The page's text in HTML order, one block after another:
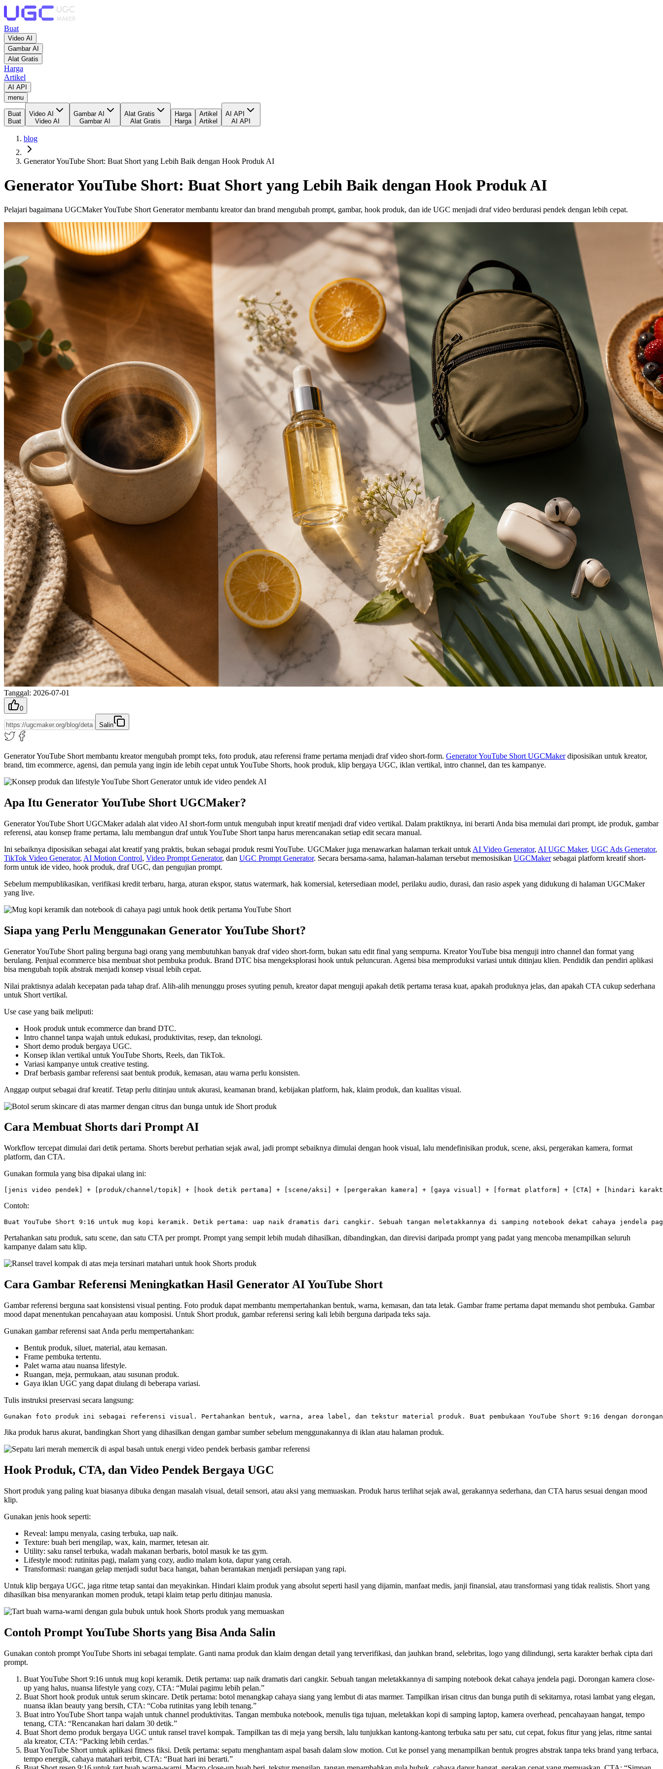
Buat
Video AI
Gambar AI
Alat Gratis
Harga
Artikel
AI API
menu
Buat
Buat
Video AI
Video AI
Gambar AI
Gambar AI
Alat Gratis
Alat Gratis
Harga
Harga
Artikel
Artikel
AI API
AI API
blog
Generator YouTube Short: Buat Short yang Lebih Baik dengan Hook Produk AI
Generator YouTube Short: Buat Short yang Lebih Baik dengan Hook Produk AI
Pelajari bagaimana UGCMaker YouTube Short Generator membantu kreator dan brand mengubah prompt, gambar, hook produk, dan ide UGC menjadi draf video berdurasi pendek dengan lebih cepat.
Tanggal: 2026-07-01
0
Salin
Generator YouTube Short membantu kreator mengubah prompt teks, foto produk, atau referensi frame pertama menjadi draf video short-form. Generator YouTube Short UGCMakerdiposisikan untuk kreator,
brand, tim ecommerce, agensi, dan pemula yang ingin ide lebih cepat untuk YouTube Shorts, hook produk, klip bergaya UGC, iklan vertikal, intro channel, dan tes kampanye.
Apa Itu Generator YouTube Short UGCMaker?
Generator YouTube Short UGCMaker adalah alat video AI short-form untuk mengubah input kreatif menjadi draf video vertikal. Dalam praktiknya, ini berarti Anda bisa memulai dari prompt, ide produk, gambar
referensi, atau konsep frame pertama, lalu membangun draf untuk YouTube Short tanpa harus merencanakan setiap edit secara manual.
Ini sebaiknya diposisikan sebagai alat kreatif yang praktis, bukan sebagai produk resmi YouTube. UGCMaker juga menawarkan halaman terkait untuk AI Video Generator, AI UGC Maker, UGC Ads Generator,
TikTok Video Generator, AI Motion Control, Video Prompt Generator, dan UGC Prompt Generator. Secara bersama-sama, halaman-halaman tersebut memosisikan UGCMakersebagai platform kreatif short-
form untuk ide video, hook produk, draf UGC, dan pengujian prompt.
Sebelum mempublikasikan, verifikasi kredit terbaru, harga, aturan ekspor, status watermark, hak komersial, ketersediaan model, perilaku audio, durasi, dan rasio aspek yang didukung di halaman UGCMaker
yang live.
Siapa yang Perlu Menggunakan Generator YouTube Short?
Generator YouTube Short paling berguna bagi orang yang membutuhkan banyak draf video short-form, bukan satu edit final yang sempurna. Kreator YouTube bisa menguji intro channel dan format yang
berulang. Penjual ecommerce bisa membuat shot pembuka produk. Brand DTC bisa mengeksplorasi hook untuk peluncuran. Agensi bisa memproduksi variasi untuk ditinjau klien. Pendidik dan pendiri aplikasi
bisa mengubah topik abstrak menjadi konsep visual lebih cepat.
Nilai praktisnya adalah kecepatan pada tahap draf. Alih-alih menunggu proses syuting penuh, kreator dapat menguji apakah detik pertama terasa kuat, apakah produknya jelas, dan apakah CTA cukup sederhana
untuk Short vertikal.
Use case yang baik meliputi:
Hook produk untuk ecommerce dan brand DTC.
Intro channel tanpa wajah untuk edukasi, produktivitas, resep, dan teknologi.
Short demo produk bergaya UGC.
Konsep iklan vertikal untuk YouTube Shorts, Reels, dan TikTok.
Variasi kampanye untuk creative testing.
Draf berbasis gambar referensi saat bentuk produk, kemasan, atau warna perlu konsisten.
Anggap output sebagai draf kreatif. Tetap perlu ditinjau untuk akurasi, keamanan brand, kebijakan platform, hak, klaim produk, dan kualitas visual.
Cara Membuat Shorts dari Prompt AI
Workflow tercepat dimulai dari detik pertama. Shorts berebut perhatian sejak awal, jadi prompt sebaiknya dimulai dengan hook visual, lalu mendefinisikan produk, scene, aksi, pergerakan kamera, format
platform, dan CTA.
Gunakan formula yang bisa dipakai ulang ini:
Contoh:
Pertahankan satu produk, satu scene, dan satu CTA per prompt. Prompt yang sempit lebih mudah dihasilkan, dibandingkan, dan direvisi daripada prompt yang padat yang mencoba menampilkan seluruh
kampanye dalam satu klip.
Cara Gambar Referensi Meningkatkan Hasil Generator AI YouTube Short
Gambar referensi berguna saat konsistensi visual penting. Foto produk dapat membantu mempertahankan bentuk, warna, kemasan, dan tata letak. Gambar frame pertama dapat memandu shot pembuka. Gambar
mood dapat menentukan pencahayaan atau komposisi. Untuk Short produk, gambar referensi sering kali lebih berguna daripada teks saja.
Gunakan gambar referensi saat Anda perlu mempertahankan:
Bentuk produk, siluet, material, atau kemasan.
Frame pembuka tertentu.
Palet warna atau nuansa lifestyle.
Ruangan, meja, permukaan, atau susunan produk.
Gaya iklan UGC yang dapat diulang di beberapa variasi.
Tulis instruksi preservasi secara langsung:
Jika produk harus akurat, bandingkan Short yang dihasilkan dengan gambar sumber sebelum menggunakannya di iklan atau halaman produk.
Hook Produk, CTA, dan Video Pendek Bergaya UGC
Short produk yang paling kuat biasanya dibuka dengan masalah visual, detail sensori, atau aksi yang memuaskan. Produk harus terlihat sejak awal, gerakannya sederhana, dan CTA harus sesuai dengan mood
klip.
Gunakan jenis hook seperti:
Reveal: lampu menyala, casing terbuka, uap naik.
Texture: buah beri mengilap, wax, kain, marmer, tetesan air.
Utility: saku ransel terbuka, wadah makanan berbaris, botol masuk ke tas gym.
Lifestyle mood: rutinitas pagi, malam yang cozy, audio malam kota, dapur yang cerah.
Transformasi: ruangan gelap menjadi sudut baca hangat, bahan berantakan menjadi persiapan yang rapi.
Untuk klip bergaya UGC, jaga ritme tetap santai dan meyakinkan. Hindari klaim produk yang absolut seperti hasil yang dijamin, manfaat medis, janji finansial, atau transformasi yang tidak realistis. Short yang
dihasilkan bisa menyarankan momen produk, tetapi klaim tetap perlu ditinjau manusia.
Contoh Prompt YouTube Shorts yang Bisa Anda Salin
Gunakan contoh prompt YouTube Shorts ini sebagai template. Ganti nama produk dan klaim dengan detail yang terverifikasi, dan jauhkan brand, selebritas, logo yang dilindungi, serta karakter berhak cipta dari
prompt.
Buat YouTube Short 9:16 untuk mug kopi keramik. Detik pertama: uap naik dramatis dari cangkir. Sebuah tangan meletakkannya di samping notebook dekat cahaya jendela pagi. Dorongan kamera close-
up yang halus, nuansa lifestyle yang cozy, CTA: “Mulai pagimu lebih pelan.”
Buat Short hook produk untuk serum skincare. Detik pertama: botol menangkap cahaya siang yang lembut di atas marmer. Tampilkan irisan citrus dan bunga putih di sekitarnya, rotasi lambat yang elegan,
nuansa iklan beauty yang bersih, CTA: “Coba rutinitas yang lebih tenang.”
Buat intro YouTube Short tanpa wajah untuk channel produktivitas. Tangan membuka notebook, menulis tiga tujuan, meletakkan kopi di samping laptop, kamera overhead, pencahayaan hangat, tempo
tenang, CTA: “Rencanakan hari dalam 30 detik.”
Buat Short demo produk bergaya UGC untuk ransel travel kompak. Tampilkan tas di meja yang bersih, lalu tunjukkan kantong-kantong terbuka satu per satu, cut cepat, fokus fitur yang jelas, ritme santai
ala kreator, CTA: “Packing lebih cerdas.”
Buat YouTube Short untuk aplikasi fitness fiksi. Detik pertama: sepatu menghantam aspal basah dalam slow motion. Cut ke ponsel yang menampilkan bentuk progres abstrak tanpa teks brand yang terbaca,
tempo energik, cahaya matahari terbit, CTA: “Buat hari ini berarti.”